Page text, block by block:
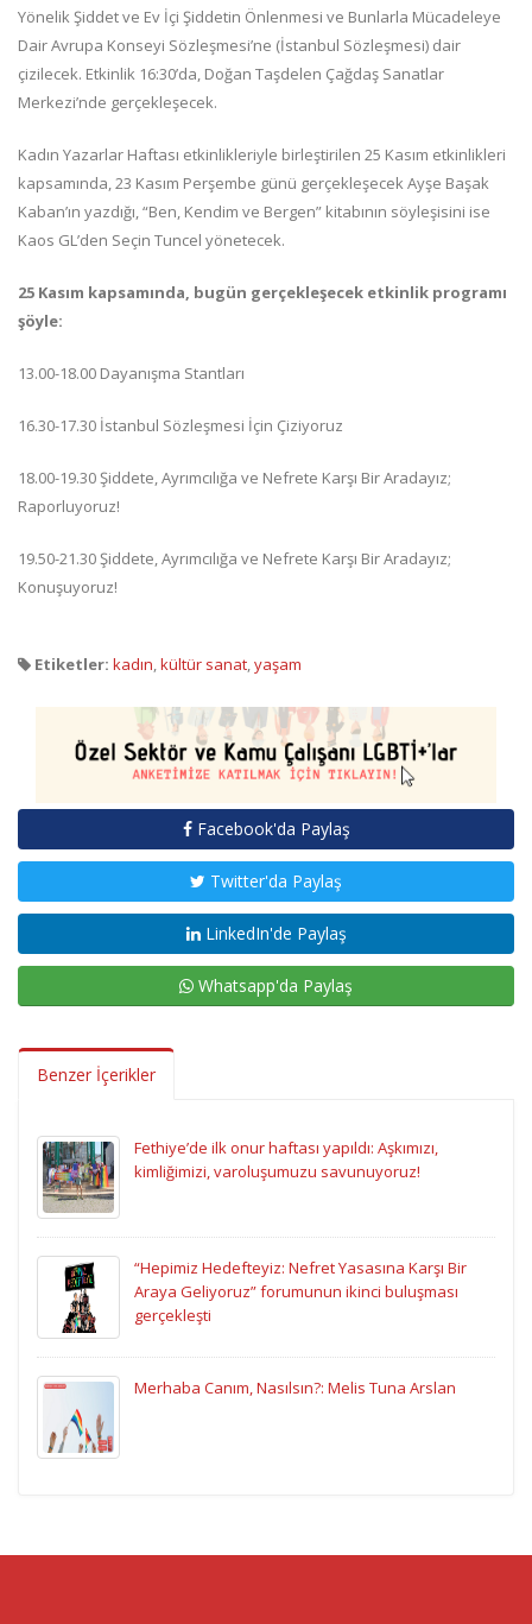
Yönelik Şiddet ve Ev İçi Şiddetin Önlenmesi ve Bunlarla Mücadeleye
Dair Avrupa Konseyi Sözleşmesi’ne (İstanbul Sözleşmesi) dair
çizilecek. Etkinlik 16:30’da, Doğan Taşdelen Çağdaş Sanatlar
Merkezi’nde gerçekleşecek.
Kadın Yazarlar Haftası etkinlikleriyle birleştirilen 25 Kasım etkinlikleri
kapsamında, 23 Kasım Perşembe günü gerçekleşecek Ayşe Başak
Kaban’ın yazdığı, “Ben, Kendim ve Bergen” kitabının söyleşisini ise
Kaos GL’den Seçin Tuncel yönetecek.
25 Kasım kapsamında, bugün gerçekleşecek etkinlik programı
şöyle:
13.00-18.00 Dayanışma Stantları
16.30-17.30 İstanbul Sözleşmesi İçin Çiziyoruz
18.00-19.30 Şiddete, Ayrımcılığa ve Nefrete Karşı Bir Aradayız;
Raporluyoruz!
19.50-21.30 Şiddete, Ayrımcılığa ve Nefrete Karşı Bir Aradayız;
Konuşuyoruz!
Etiketler: kadın,kültür sanat,yaşam
Facebook'da Paylaş
Twitter'da Paylaş
LinkedIn'de Paylaş
Whatsapp'da Paylaş
Benzer İçerikler
Fethiye’de ilk onur haftası yapıldı: Aşkımızı,
kimliğimizi, varoluşumuzu savunuyoruz!
“Hepimiz Hedefteyiz: Nefret Yasasına Karşı Bir
Araya Geliyoruz” forumunun ikinci buluşması
gerçekleşti
Merhaba Canım, Nasılsın?: Melis Tuna Arslan